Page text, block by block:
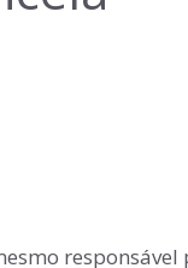
responsável